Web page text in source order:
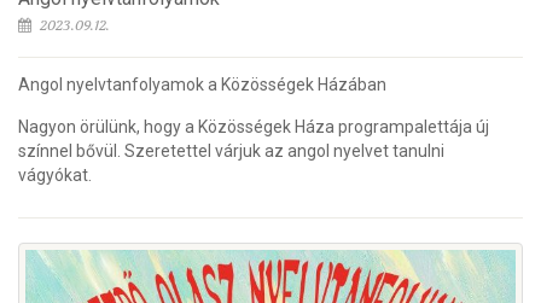
2023.09.12.
Angol nyelvtanfolyamok a Közösségek Házában
Nagyon örülünk, hogy a Közösségek Háza programpalettája új
színnel bővül. Szeretettel várjuk az angol nyelvet tanulni
vágyókat.